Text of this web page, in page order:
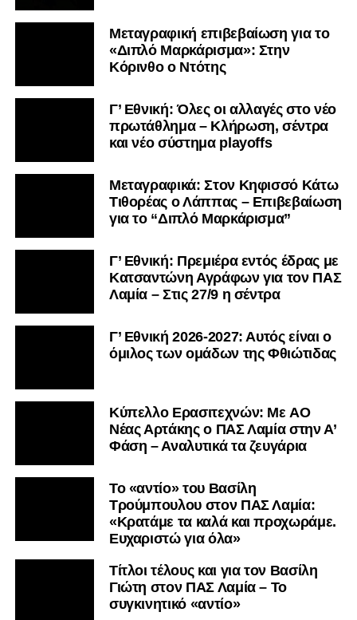
Μεταγραφική επιβεβαίωση για το
«Διπλό Μαρκάρισμα»: Στην
Κόρινθο ο Ντότης
Γ’ Εθνική: Όλες οι αλλαγές στο νέο
πρωτάθλημα – Κλήρωση, σέντρα
και νέο σύστημα playoffs
Μεταγραφικά: Στον Κηφισσό Κάτω
Τιθορέας ο Λάππας – Επιβεβαίωση
για το “Διπλό Μαρκάρισμα”
Γ’ Εθνική: Πρεμιέρα εντός έδρας με
Κατσαντώνη Αγράφων για τον ΠΑΣ
Λαμία – Στις 27/9 η σέντρα
Γ’ Εθνική 2026-2027: Αυτός είναι ο
όμιλος των ομάδων της Φθιώτιδας
Kύπελλο Ερασιτεχνών: Με AO
Nέας Αρτάκης ο ΠΑΣ Λαμία στην Α’
Φάση – Αναλυτικά τα ζευγάρια
Το «αντίο» του Βασίλη
Τρούμπουλου στον ΠΑΣ Λαμία:
«Κρατάμε τα καλά και προχωράμε.
Ευχαριστώ για όλα»
Τίτλοι τέλους και για τον Βασίλη
Γιώτη στον ΠΑΣ Λαμία – Το
συγκινητικό «αντίο»